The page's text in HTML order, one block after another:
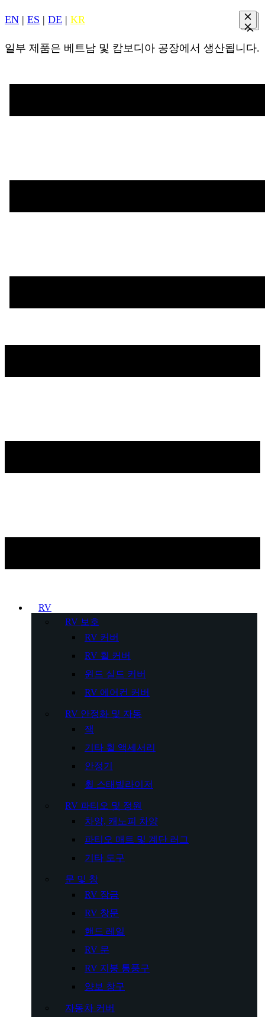
EN | ES | DE | KR
일부 제품은 베트남 및 캄보디아 공장에서 생산됩니다.
RV
RV 보호
RV 커버
RV 휠 커버
윈드 실드 커버
RV 에어컨 커버
RV 안정화 및 자동
잭
기타 휠 액세서리
안정기
휠 스태빌라이저
RV 파티오 및 정원
차양, 캐노피 차양
파티오 매트 및 계단 러그
기타 도구
문 및 창
RV 잠금
RV 창문
핸드 레일
RV 문
RV 지붕 통풍구
양보 창구
자동차 커버